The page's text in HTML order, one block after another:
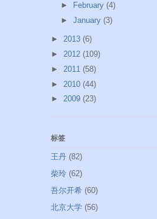
►
February (4)
► January (3)
► 2013 (6)
► 2012 (109)
► 2011 (58)
► 2010 (44)
► 2009 (23)
标签
王丹 (82)
柴玲 (62)
吾尔开希 (60)
北京大学 (56)